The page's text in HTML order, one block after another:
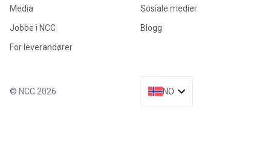
Media
Jobbe i NCC
For leverandører
Sosiale medier
Blogg
© NCC 2026 NO